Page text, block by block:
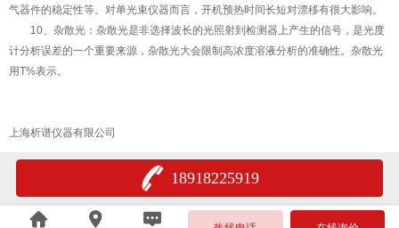
气器件的稳定性等。对单光束仪器而言，开机预热时间长短对漂移有很大影响。
10、杂散光：杂散光是非选择波长的光照射到检测器上产生的信号，是光度
计分析误差的一个重要来源，杂散光大会限制高浓度溶液分析的准确性。杂散光
用T%表示。
上海析谱仪器有限公司
18918225919